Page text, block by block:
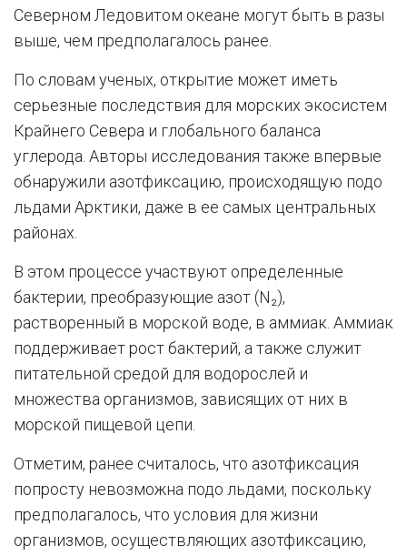
Северном Ледовитом океане могут быть в разы
выше, чем предполагалось ранее.
По словам ученых, открытие может иметь
серьезные последствия для морских экосистем
Крайнего Севера и глобального баланса
углерода. Авторы исследования также впервые
обнаружили азотфиксацию, происходящую подо
льдами Арктики, даже в ее самых центральных
районах.
В этом процессе участвуют определенные
бактерии, преобразующие азот (N₂),
растворенный в морской воде, в аммиак. Аммиак
поддерживает рост бактерий, а также служит
питательной средой для водорослей и
множества организмов, зависящих от них в
морской пищевой цепи.
Отметим, ранее считалось, что азотфиксация
попросту невозможна подо льдами, поскольку
предполагалось, что условия для жизни
организмов, осуществляющих азотфиксацию,